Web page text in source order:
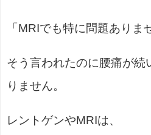
「MRIでも特に問題ありま
そう言われたのに腰痛が続
りません。
レントゲンやMRIは、